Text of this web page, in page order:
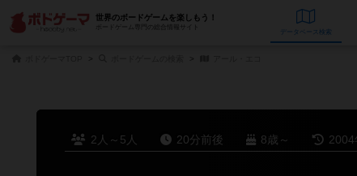
世界のボードゲームを楽しもう！
ボードゲーム専門の総合情報サイト
データベース
2人～5人 20分前後 8歳～ 2004